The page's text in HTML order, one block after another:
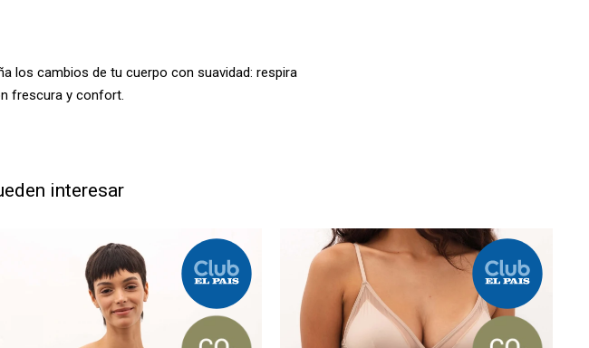
los cambios de tu cuerpo con suavidad: respira
frescura y confort.
interesar